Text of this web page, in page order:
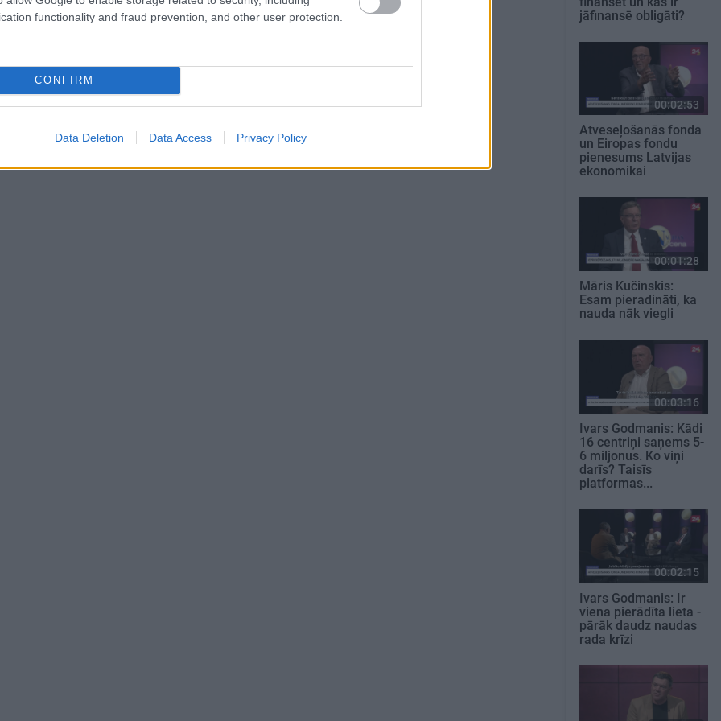
functionality and fraud prevention, and other user protection.
CONFIRM
Data Deletion Data Access Privacy Policy
jāfinansē obligāti?
00:02:53
Atveseļošanās fonda
un Eiropas fondu
pienesums Latvijas
ekonomikai
00:01:28
Māris Kučinskis:
Esam pieradināti, ka
nauda nāk viegli
00:03:16
Ivars Godmanis: Kādi
16 centriņi saņems 5-
6 miljonus. Ko viņi
darīs? Taisīs
platformas...
00:02:15
Ivars Godmanis: Ir
viena pierādīta lieta -
pārāk daudz naudas
rada krīzi